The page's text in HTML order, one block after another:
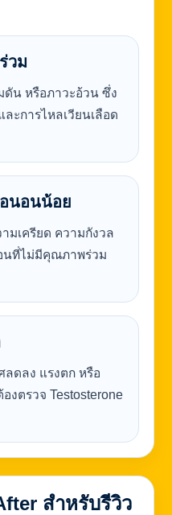
วม
ดัน หรือภาวะอ้วน ซึ่ง
ะการไหลเวียนเลือด
นอนน้อย
มเครียด ความกังวล
นที่ไม่มีคุณภาพร่วม
ลดลง แรงตก หรือ
งตรวจ Testosterone
สำหรับรีวิว